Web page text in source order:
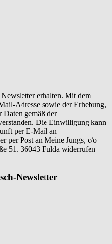
erhalten. Mit dem
Adresse sowie der Erhebung,
Daten gemäß der
Die Einwilligung kann
per E-Mail an
per Post an Meine Jungs, c/o
51, 36043 Fulda widerrufen
Newsletter